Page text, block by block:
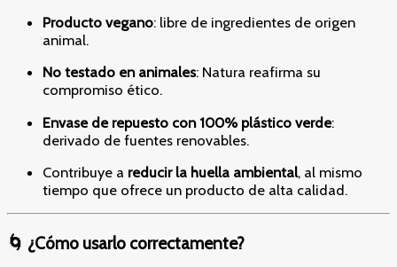
Producto vegano: libre de ingredientes de origen
animal.
No testado en animales: Natura reafirma su
compromiso ético.
Envase de repuesto con 100% plástico verde:
derivado de fuentes renovables.
Contribuye a reducir la huella ambiental, al mismo
tiempo que ofrece un producto de alta calidad.
🌀 ¿Cómo usarlo correctamente?